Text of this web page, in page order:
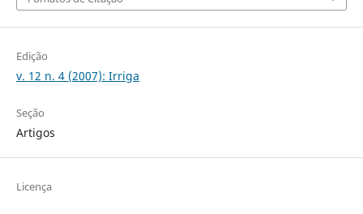
Edição
v. 12 n. 4 (2007): Irriga
Seção
Artigos
Licença